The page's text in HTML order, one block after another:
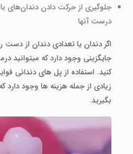
جلوگیری از حرکت دادن دندان‌های
درست آنها
اگر دندان یا تعدادی دندان از دست
جایگزینی وجود دارد که می­توانید
کنید. استفاده از پل­ های دندانی
زیادی از جمله هزینه­ ها وجود دارد
بگیرید.